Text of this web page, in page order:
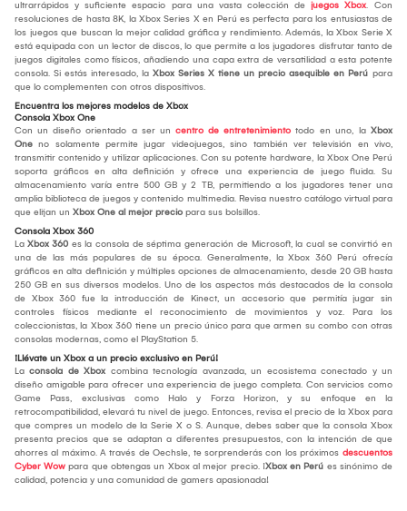
ultrarrápidos y suficiente espacio para una vasta colección de juegos Xbox. Con
resoluciones de hasta 8K, la Xbox Series X en Perú es perfecta para los entusiastas de
los juegos que buscan la mejor calidad gráfica y rendimiento. Además, la Xbox Serie X
está equipada con un lector de discos, lo que permite a los jugadores disfrutar tanto de
juegos digitales como físicos, añadiendo una capa extra de versatilidad a esta potente
consola. Si estás interesado, la Xbox Series X tiene un precio asequible en Perú para
que lo complementen con otros dispositivos.
Encuentra los mejores modelos de Xbox
Consola Xbox One
Con un diseño orientado a ser un centro de entretenimiento todo en uno, la Xbox
One no solamente permite jugar videojuegos, sino también ver televisión en vivo,
transmitir contenido y utilizar aplicaciones. Con su potente hardware, la Xbox One Perú
soporta gráficos en alta definición y ofrece una experiencia de juego fluida. Su
almacenamiento varía entre 500 GB y 2 TB, permitiendo a los jugadores tener una
amplia biblioteca de juegos y contenido multimedia. Revisa nuestro catálogo virtual para
que elijan un Xbox One al mejor precio para sus bolsillos.
Consola Xbox 360
La Xbox 360 es la consola de séptima generación de Microsoft, la cual se convirtió en
una de las más populares de su época. Generalmente, la Xbox 360 Perú ofrecía
gráficos en alta definición y múltiples opciones de almacenamiento, desde 20 GB hasta
250 GB en sus diversos modelos. Uno de los aspectos más destacados de la consola
de Xbox 360 fue la introducción de Kinect, un accesorio que permitía jugar sin
controles físicos mediante el reconocimiento de movimientos y voz. Para los
coleccionistas, la Xbox 360 tiene un precio único para que armen su combo con otras
consolas modernas, como el PlayStation 5.
¡Llévate un Xbox a un precio exclusivo en Perú!
La consola de Xbox combina tecnología avanzada, un ecosistema conectado y un
diseño amigable para ofrecer una experiencia de juego completa. Con servicios como
Game Pass, exclusivas como Halo y Forza Horizon, y su enfoque en la
retrocompatibilidad, elevará tu nivel de juego. Entonces, revisa el precio de la Xbox para
que compres un modelo de la Serie X o S. Aunque, debes saber que la consola Xbox
presenta precios que se adaptan a diferentes presupuestos, con la intención de que
ahorres al máximo. A través de Oechsle, te sorprenderás con los próximos descuentos
Cyber Wow para que obtengas un Xbox al mejor precio. ¡Xbox en Perú es sinónimo de
calidad, potencia y una comunidad de gamers apasionada!